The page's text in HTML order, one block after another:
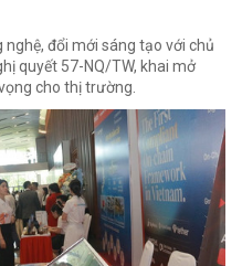
đổi mới sáng tạo với chủ
quyết 57-NQ/TW, khai mở
cho thị trường.